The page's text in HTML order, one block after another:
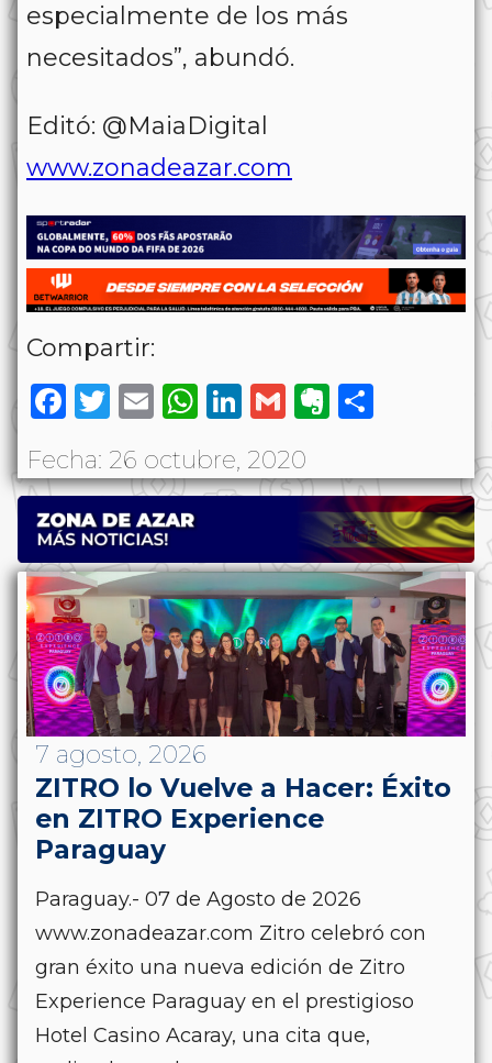
especialmente de los más
necesitados”, abundó.
Editó: @MaiaDigital
www.zonadeazar.com
Compartir:
Facebook
Twitter
EmailWhatsApp
LinkedIn
GmailEvernote
Fecha: 26 octubre, 2020
7 agosto, 2026
ZITRO lo Vuelve a Hacer: Éxito
en ZITRO Experience
Paraguay
Paraguay.- 07 de Agosto de 2026
www.zonadeazar.com Zitro celebró con
gran éxito una nueva edición de Zitro
Experience Paraguay en el prestigioso
Hotel Casino Acaray, una cita que,